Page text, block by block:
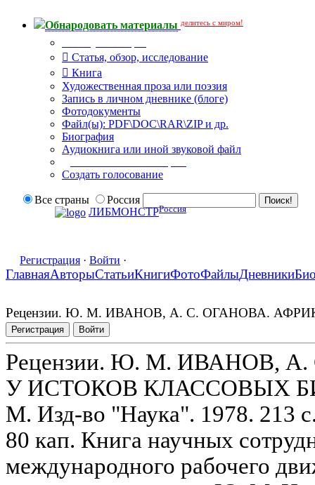
Обнародовать материалы делитесь с миром!
Статья, обзор, исследование
Книга
Художественная проза или поэзия
Запись в личном дневнике (блоге)
Фотодокументы
Файл(ы): PDF\DOC\RAR\ZIP и др.
Биография
Аудиокнига или иной звуковой файл
Создать голосование
Все страны
Россия
ЛИБМОНСТРРоссия
Регистрация · Войти ·
ГлавнаяАвторыСтатьиКнигиФотоФайлыДневники
Рецензии. Ю. М. ИВАНОВ, А. С. ОГАНОВА.
Регистрация Войти
Рецензии. Ю. М. ИВАНОВ,
У ИСТОКОВ КЛАССОВЫХ
М. Изд-во "Наука". 1978. 213
80 кап. Книга научных
международного рабочего